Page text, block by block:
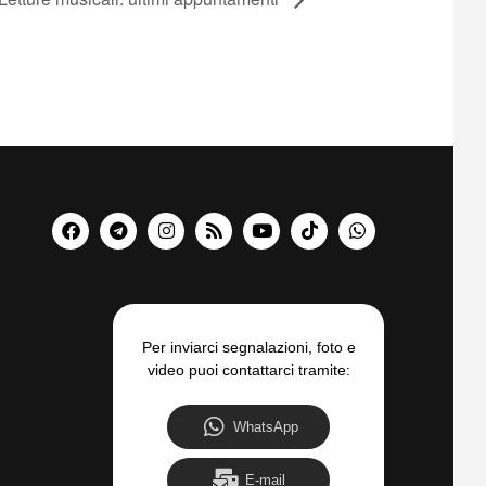
Per inviarci segnalazioni, foto e
video puoi contattarci tramite:
WhatsApp
E-mail